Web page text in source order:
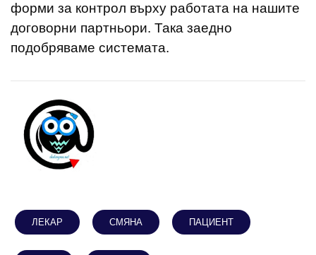
форми за контрол върху работата на нашите
договорни партньори. Така заедно
подобряваме системата.
ЛЕКАР СМЯНА ПАЦИЕНТ